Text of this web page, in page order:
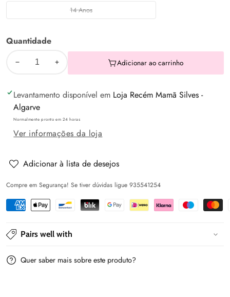
Anos
14 Anos
14
Quantidade
Diminuir
quantidade
de
Sweat
embossed
Honey
Mayoral
quantidade
Sweat
embossed
Honey
Mayoral
Adicionar ao carrinho
Levantamento disponível em Loja Recém Mamã Silves -
Algarve
Normalmente pronto em 24 horas
Ver informações da loja
Adicionar à lista de desejos
Compre em Segurança! Se tiver dúvidas ligue 935541254
Pairs well with
Quer saber mais sobre este produto?